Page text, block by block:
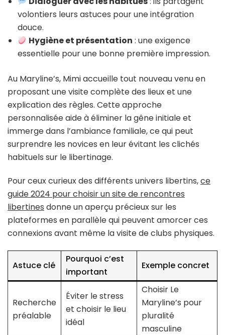
volontiers leurs astuces pour une intégration
douce.
Hygiène et présentation : une exigence
essentielle pour une bonne première impression.
Au Maryline’s, Mimi accueille tout nouveau venu en
proposant une visite complète des lieux et une
explication des règles. Cette approche
personnalisée aide à éliminer la gêne initiale et
immerge dans l’ambiance familiale, ce qui peut
surprendre les novices en leur évitant les clichés
habituels sur le libertinage.
Pour ceux curieux des différents univers libertins,ce
guide 2024 pour choisir un site de rencontres
libertines donne un aperçu précieux sur les
plateformes en parallèle qui peuvent amorcer ces
connexions avant même la visite de clubs physiques.
Astuce clé
Pourquoi c’est
important
Exemple concret
Recherche
préalable
Éviter le stress
et choisir le lieu
idéal
Choisir Le
Maryline’s pour
pluralité
masculine